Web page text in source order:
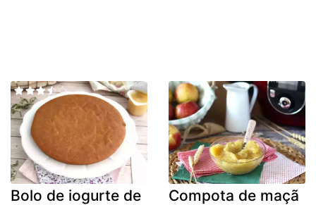
Bolo de iogurte de
Compota de maçã